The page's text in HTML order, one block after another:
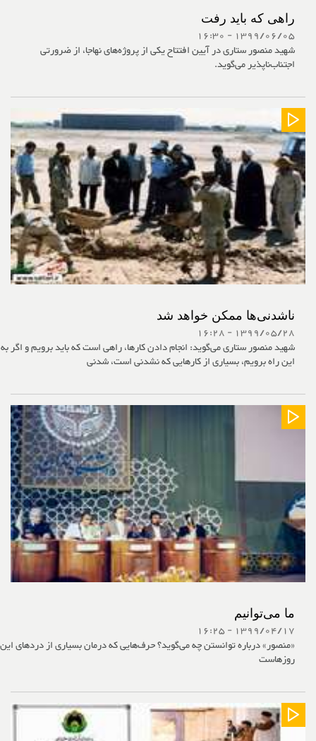
راهی که باید رفت
1399/06/05 - 16:30
شهید منصور ستاری در آیین افتتاح یکی از پروژه‌های نهاجا، از ضرورتی
اجتناب‌ناپذیر می‌گوید.
ناشدنی‌ها ممکن خواهد شد
1399/05/28 - 16:28
شهید منصور ستاری می‌گوید: انجام دادن کارها، راهی است که باید برویم و اگر به
این راه برویم، بسیاری از کارهایی که نشدنی است، شدنی
ما می‌توانیم
1399/04/17 - 16:25
«منصور» درباره توانستن چه می‌گوید؟ حرف‌هایی که درمان بسیاری از دردهای این
روزهاست